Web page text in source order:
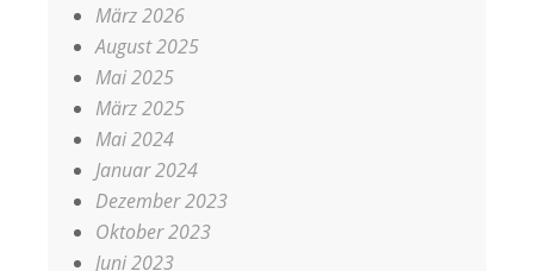
März 2026
August 2025
Mai 2025
März 2025
Mai 2024
Januar 2024
Dezember 2023
Oktober 2023
Juni 2023